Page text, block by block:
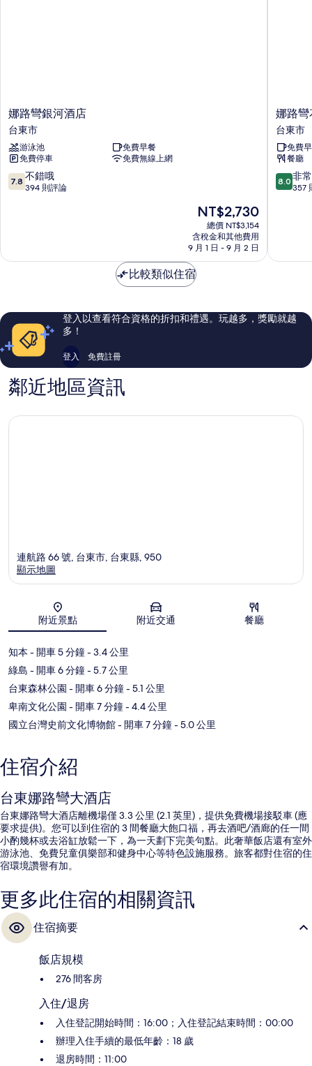
娜
路
彎
銀
河
酒
店
娜路彎銀河酒店
台東市
游泳池
免費早餐
免費停車
免費無線上網
7.8
分，
錯
評
論
7.8 不錯哦
394 則評論
現
價
格
為
NT$2,730
總價 NT$3,154
含稅金和其他費用
9 月 1 日 - 9 月 2 日
娜
路
彎
花
園
酒
店
娜路彎
台東市
免費
餐廳
8.0
分，
常
評
論
8.0 非
357
比較類似住宿
登入以查看符合資格的折扣和禮遇。玩越多，獎勵就越
多！
登入 免費註冊
鄰近地區資訊
地圖
連航路 66 號, 台東市, 台東縣, 950
顯示地圖
附近景點 附近交通 餐廳
知本 - 開車 5 分鐘- 3.4 公里
綠島 - 開車 6 分鐘- 5.7 公里
台東森林公園 - 開車 6 分鐘- 5.1 公里
卑南文化公園 - 開車 7 分鐘- 4.4 公里
國立台灣史前文化博物館- 開車 7 分鐘- 5.0 公里
住宿介紹
台東娜路彎大酒店
台東娜路彎大酒店離機場僅 3.3 公里 (2.1 英里)，提供免費機場接駁車 (應
要求提供)。您可以到住宿的 3 間餐廳大飽口福，再去酒吧/酒廊的任一間
小酌幾杯或去浴缸放鬆一下，為一天劃下完美句點。此奢華飯店還有室外
游泳池、免費兒童俱樂部和健身中心等特色設施服務。旅客都對住宿的住
宿環境讚譽有加。
更多此住宿的相關資訊
住宿摘要
飯店規模
276 間客房
入住/退房
入住登記開始時間：16:00；入住登記結束時間：00:00
辦理入住手續的最低年齡：18 歲
退房時間：11:00